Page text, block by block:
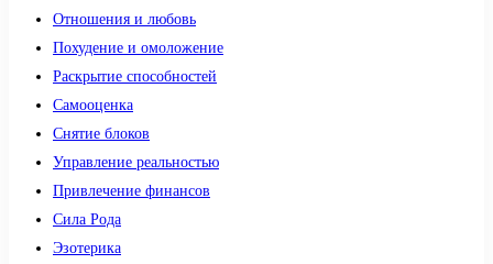
Отношения и любовь
Похудение и омоложение
Раскрытие способностей
Самооценка
Снятие блоков
Управление реальностью
Привлечение финансов
Сила Рода
Эзотерика